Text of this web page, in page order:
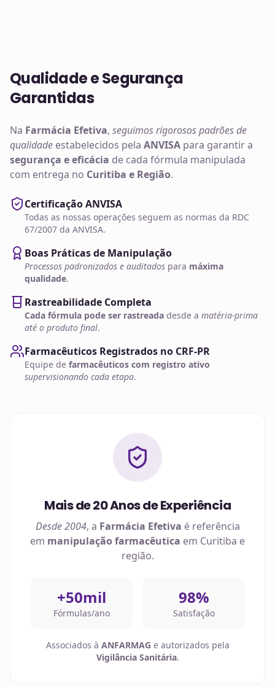
Qualidade e Segurança
Garantidas
Na Farmácia Efetiva, seguimos rigorosos padrões de
qualidade estabelecidos pela ANVISA para garantir a
segurança e eficácia de cada fórmula manipulada
com entrega no Curitiba e Região.
Certificação ANVISA
Todas as nossas operações seguem as normas da RDC
67/2007 da ANVISA.
Boas Práticas de Manipulação
Processos padronizados e auditados para máxima
qualidade.
Rastreabilidade Completa
Cada fórmula pode ser rastreada desde a matéria-prima
até o produto final.
Farmacêuticos Registrados no CRF-PR
Equipe de farmacêuticos com registro ativo
supervisionando cada etapa.
Mais de 20 Anos de Experiência
Desde 2004, a Farmácia Efetiva é referência
em manipulação farmacêutica em Curitiba e
região.
+50mil
Fórmulas/ano
98%
Satisfação
Associados à ANFARMAG e autorizados pela
Vigilância Sanitária.